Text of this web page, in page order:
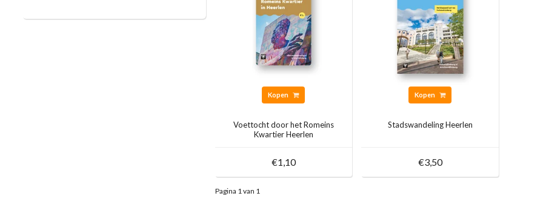
Kopen
Voettocht door het Romeins
Kwartier Heerlen
€1,10
Kopen
Stadswandeling Heerlen
€3,50
Pagina 1 van 1